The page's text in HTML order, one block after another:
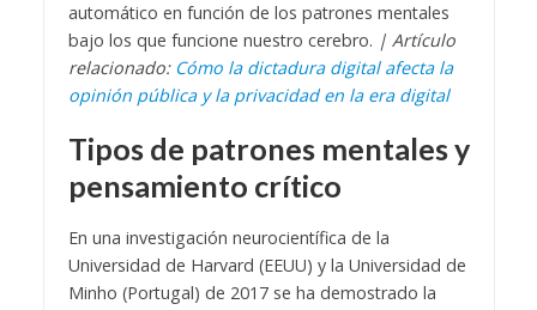
automático en función de los patrones mentales
bajo los que funcione nuestro cerebro. | Artículo
relacionado: Cómo la dictadura digital afecta la
opinión pública y la privacidad en la era digital
Tipos de patrones mentales y
pensamiento crítico
En una investigación neurocientífica de la
Universidad de Harvard (EEUU) y la Universidad de
Minho (Portugal) de 2017 se ha demostrado la